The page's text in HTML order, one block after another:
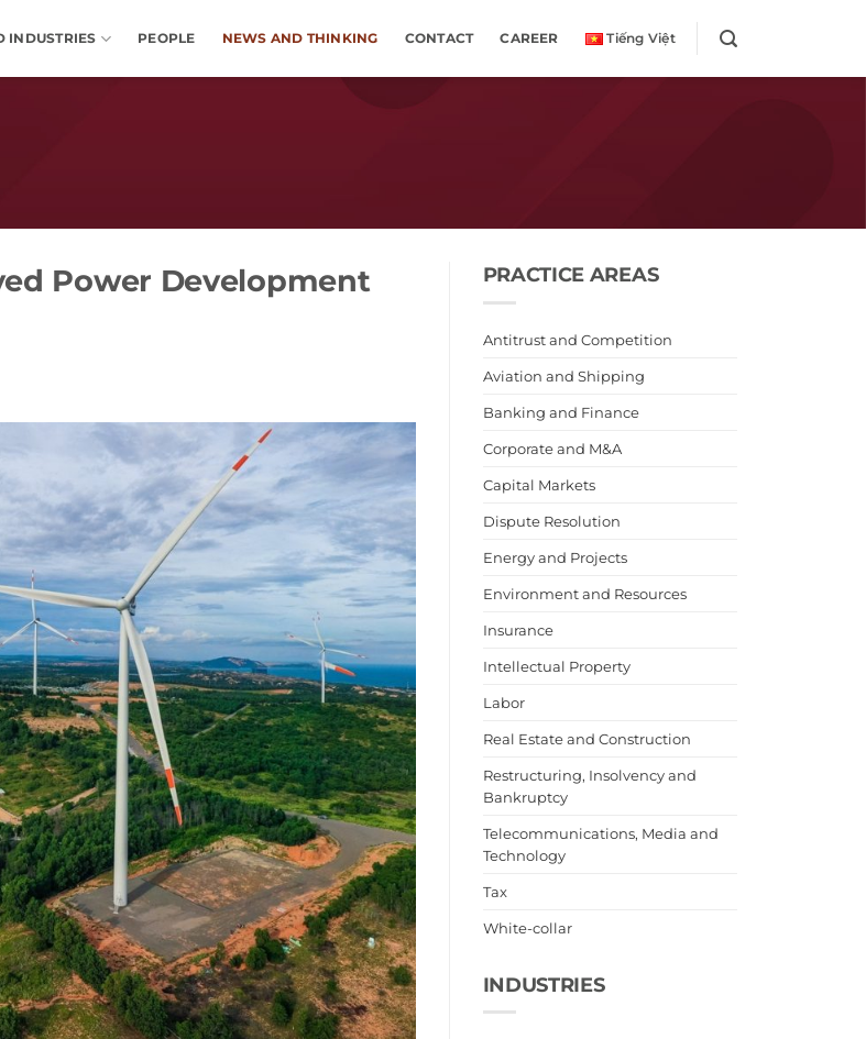
INDUSTRIES PEOPLE NEWS AND THINKING CONTACT CAREER Tiếng Việt
Power Development
PRACTICE AREAS
Antitrust and Competition
Aviation and Shipping
Banking and Finance
Corporate and M&A
Capital Markets
Dispute Resolution
Energy and Projects
Environment and Resources
Insurance
Intellectual Property
Labor
Real Estate and Construction
Restructuring, Insolvency and
Bankruptcy
Telecommunications, Media and
Technology
Tax
White-collar
INDUSTRIES